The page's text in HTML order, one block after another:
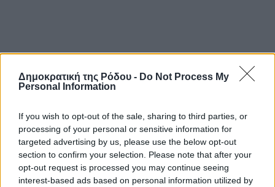
Δημοκρατική της Ρόδου - Do Not Process My
Personal Information
If you wish to opt-out of the sale, sharing to third parties, or
processing of your personal or sensitive information for
targeted advertising by us, please use the below opt-out
section to confirm your selection. Please note that after your
opt-out request is processed you may continue seeing
interest-based ads based on personal information utilized by